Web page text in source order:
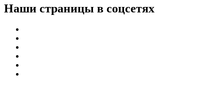
Наши страницы в соцсетях